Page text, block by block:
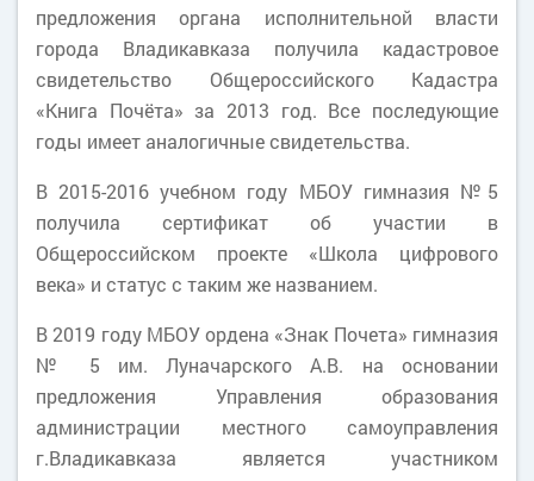
предложения органа исполнительной власти
города Владикавказа получила кадастровое
свидетельство Общероссийского Кадастра
«Книга Почёта» за 2013 год. Все последующие
годы имеет аналогичные свидетельства.
В 2015-2016 учебном году МБОУ гимназия №5
получила сертификат об участии в
Общероссийском проекте «Школа цифрового
века» и статус с таким же названием.
В 2019 году МБОУ ордена «Знак Почета» гимназия
№ 5 им. Луначарского А.В. на основании
предложения Управления образования
администрации местного самоуправления
г.Владикавказа является участником